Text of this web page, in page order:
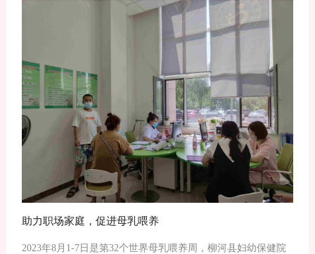
助力职场家庭，促进母乳喂养
2023年8月1-7日是第32个世界母乳喂养周，柳河县妇幼保健院